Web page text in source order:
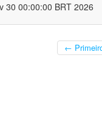
30 00:00:00 BRT 2026
←